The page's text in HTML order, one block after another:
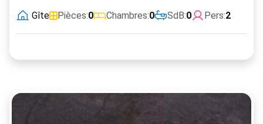
Gîte Pièces:0 Chambres:0 SdB:0 Pers:2